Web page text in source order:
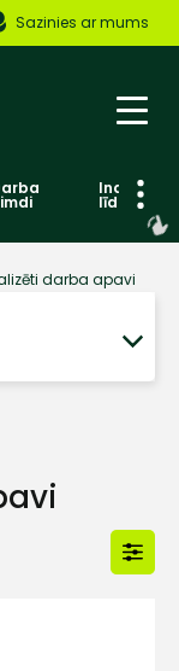
Sazinies ar mums
līdzekļi
darba apavi